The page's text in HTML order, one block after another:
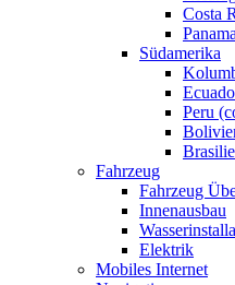
Costa
Südamerika
Peru
Fahrzeug
Fahrzeug
Innenausbau
Elektrik
Mobiles Internet